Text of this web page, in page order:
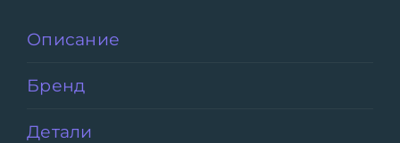
Описание
Бренд
Детали